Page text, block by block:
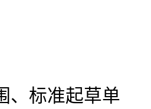
、标准起草单